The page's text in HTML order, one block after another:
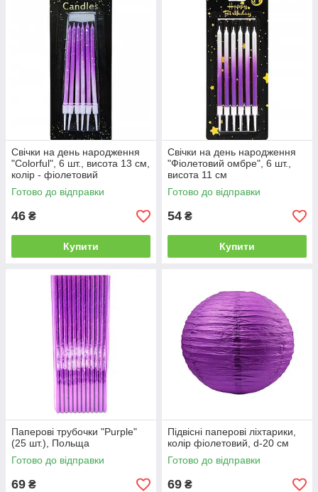
Свічки на день народження
"Colorful", 6 шт., висота 13 см,
колір - фіолетовий
Готово до відправки
46 ₴
Купити
Свічки на день народження
"Фіолетовий омбре", 6 шт.,
висота 11 см
Готово до відправки
54 ₴
Купити
Паперові трубочки "Purple"
(25 шт.), Польща
Готово до відправки
69 ₴
Підвісні паперові ліхтарики,
колір фіолетовий, d-20 см
Готово до відправки
69 ₴